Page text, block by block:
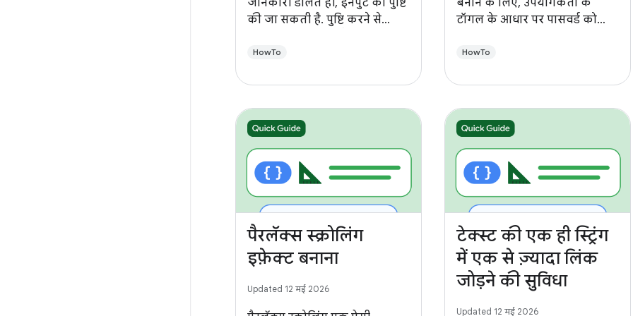
की जा सकती है. पुष्टि करने से
उपयोगकर्ताओं का समय बचता है.
HowTo
टॉगल के आधार पर पासवर्ड को
बनाया जा सकता है.
HowTo
पैरलॅक्स स्क्रोलिंग
इफ़ेक्ट बनाना
Updated 12 मई 2026
टेक्स्ट की एक ही स्ट्रिंग
में एक से ज़्यादा लिंक
जोड़ने की सुविधा
Updated 12 मई 2026